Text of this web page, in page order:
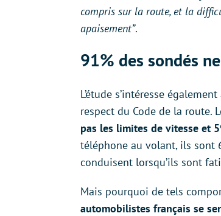
compris sur la route, et la
apaisement”.
91% des sondés
L’étude s’intéresse
respect du Code de la route.
pas les limites de vitesse et
téléphone au volant, ils sont
conduisent lorsqu’ils sont
Mais pourquoi de tels
automobilistes français se